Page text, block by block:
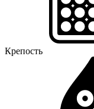
Крепость